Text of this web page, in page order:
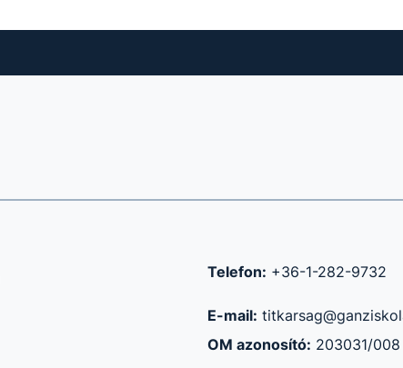
Telefon: +36-1-282-9732
E-mail:
OM azonosító: 203031/008